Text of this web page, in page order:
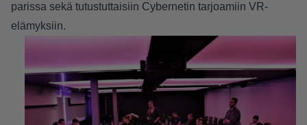
parissa sekä tutustuttaisiin Cybernetin tarjoamiin VR-
elämyksiin.